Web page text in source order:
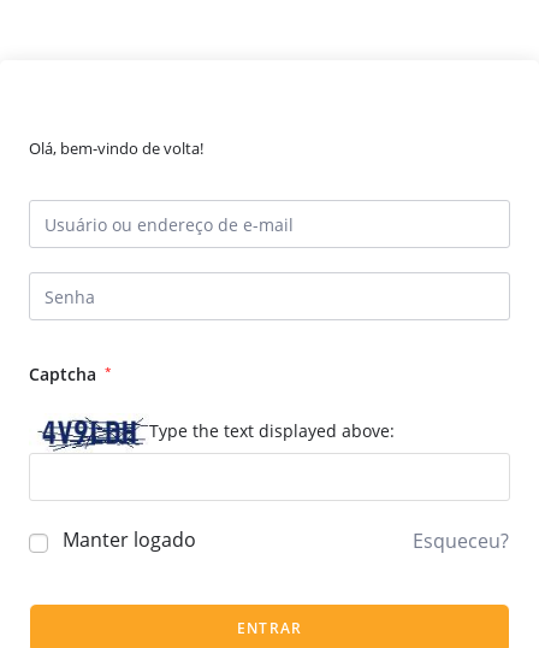
Olá, bem-vindo de volta!
Captcha *
Type the text displayed above:
Manter logado Esqueceu?
ENTRAR